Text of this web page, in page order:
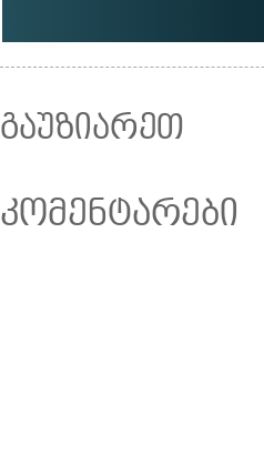
გაუზიარეთ
კომენტარები